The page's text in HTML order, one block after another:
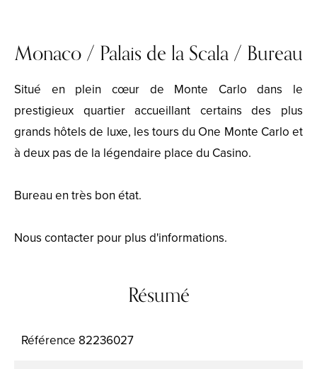
Monaco / Palais de la Scala / Bureau
Situé en plein cœur de Monte Carlo dans le
prestigieux quartier accueillant certains des plus
grands hôtels de luxe, les tours du One Monte Carlo et
à deux pas de la légendaire place du Casino.
Bureau en très bon état.
Nous contacter pour plus d'informations.
Résumé
Référence 82236027